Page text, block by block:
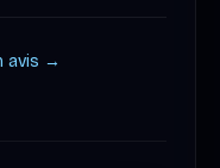
avis →